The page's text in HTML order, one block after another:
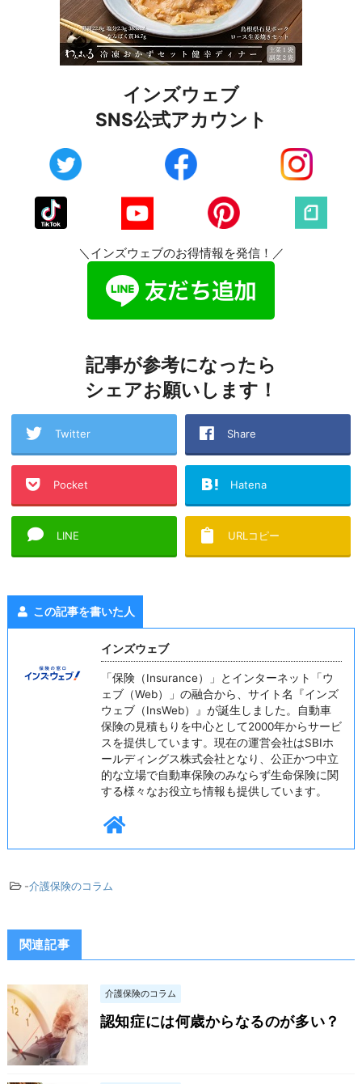
インズウェブ
SNS公式アカウント
＼インズウェブのお得情報を発信！／
記事が参考になったら
シェアお願いします！
Twitter Share
Pocket Hatena
LINE URLコピー
この記事を書いた人
インズウェブ
「保険（Insurance）」とインターネット「ウ
ェブ（Web）」の融合から、サイト名『インズ
ウェブ（InsWeb）』が誕生しました。自動車
保険の見積もりを中心として2000年からサービ
スを提供しています。現在の運営会社はSBIホ
ールディングス株式会社となり、公正かつ中立
的な立場で自動車保険のみならず生命保険に関
する様々なお役立ち情報も提供しています。
-介護保険のコラム
関連記事
介護保険のコラム
認知症には何歳からなるのが多い？